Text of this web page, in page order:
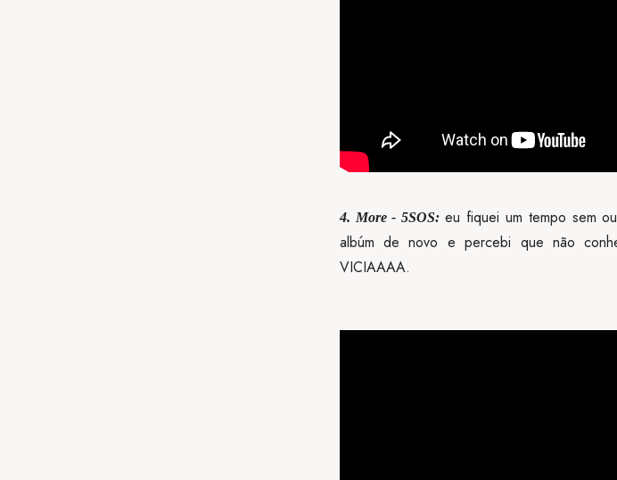
4. More - 5SOS:eu fiquei um tempo sem
albúm de novo e percebi que não
VICIAAAA.